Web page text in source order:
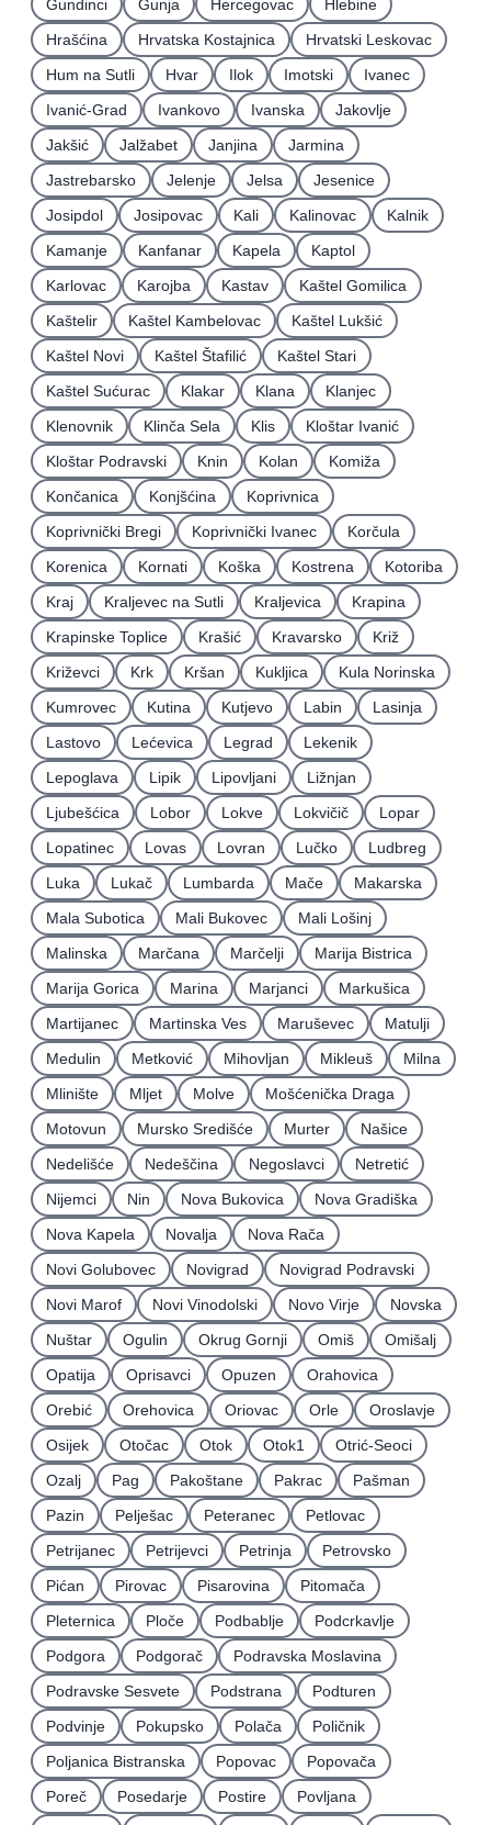
Gundinci Gunja Hercegovac
Hlebine
Hrašćina
Hrvatska Kostajnica
Hrvatski Leskovac
Hum na Sutli
Hvar Ilok Imotski
Ivanec
Ivanić-Grad
Ivankovo Ivanska
Jakovlje
Jakšić
Jalžabet Janjina
Jarmina
Jastrebarsko
Jelenje Jelsa
Jesenice
Josipdol
Josipovac Kali Kalinovac
Kalnik
Kamanje
Kanfanar Kapela
Kaptol
Karlovac
Karojba Kastav
Kaštel Gomilica
Kaštelir
Kaštel Kambelovac
Kaštel Lukšić
Kaštel Novi
Kaštel Štafilić
Kaštel Stari
Kaštel Sućurac
Klakar Klana
Klanjec
Klenovnik
Klinča Sela Klis
Kloštar Ivanić
Kloštar Podravski
Knin Kolan
Komiža
Končanica
Konjšćina
Koprivnica
Koprivnički Bregi
Koprivnički Ivanec
Korčula
Korenica
Kornati Koška Kostrena
Kotoriba
Kraj
Kraljevec na Sutli Kraljevica
Krapina
Krapinske Toplice
Krašić Kravarsko
Križ
Križevci
Krk Kršan Kukljica
Kula Norinska
Kumrovec
Kutina Kutjevo Labin
Lasinja
Lastovo
Lećevica Legrad
Lekenik
Lepoglava
Lipik Lipovljani
Ližnjan
Ljubešćica
Lobor Lokve Lokvičič
Lopar
Lopatinec
Lovas Lovran Lučko
Ludbreg
Luka
Lukač Lumbarda Mače
Makarska
Mala Subotica
Mali Bukovec
Mali Lošinj
Malinska
Marčana Marčelji
Marija Bistrica
Marija Gorica
Marina Marjanci
Markušica
Martijanec
Martinska Ves Maruševec
Matulji
Medulin
Metković Mihovljan Mikleuš
Milna
Mlinište
Mljet Molve
Mošćenička Draga
Motovun
Mursko Središće Murter
Našice
Nedelišće
Nedeščina Negoslavci
Netretić
Nijemci
Nin Nova Bukovica
Nova Gradiška
Nova Kapela
Novalja
Nova Rača
Novi Golubovec
Novigrad
Novigrad Podravski
Novi Marof
Novi Vinodolski Novo Virje
Novska
Nuštar
Ogulin Okrug Gornji Omiš
Omišalj
Opatija
Oprisavci Opuzen
Orahovica
Orebić
Orehovica Oriovac Orle
Oroslavje
Osijek
Otočac Otok Otok1
Otrić-Seoci
Ozalj
Pag Pakoštane Pakrac
Pašman
Pazin
Pelješac Peteranec
Petlovac
Petrijanec
Petrijevci Petrinja
Petrovsko
Pićan
Pirovac Pisarovina
Pitomača
Pleternica
Ploče Podbablje
Podcrkavlje
Podgora
Podgorač
Podravska Moslavina
Podravske Sesvete
Podstrana
Podturen
Podvinje
Pokupsko Polača
Poličnik
Poljanica Bistranska
Popovac
Popovača
Poreč
Posedarje Postire
Povljana